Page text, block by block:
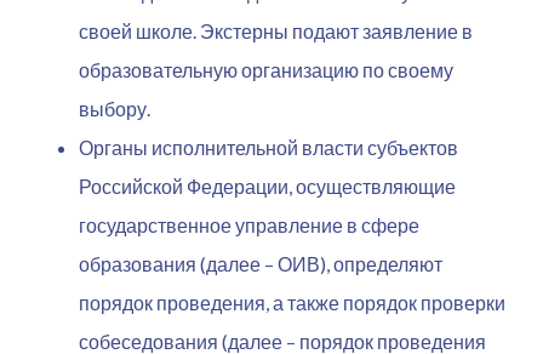
своей школе. Экстерны подают заявление в
образовательную организацию по своему
выбору.
Органы исполнительной власти субъектов
Российской Федерации, осуществляющие
государственное управление в сфере
образования (далее – ОИВ), определяют
порядок проведения, а также порядок проверки
собеседования (далее – порядок проведения